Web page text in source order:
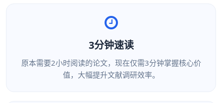
3分钟速读
原本需要2小时阅读的论文，现在仅需3分钟掌握核心价
值，大幅提升文献调研效率。